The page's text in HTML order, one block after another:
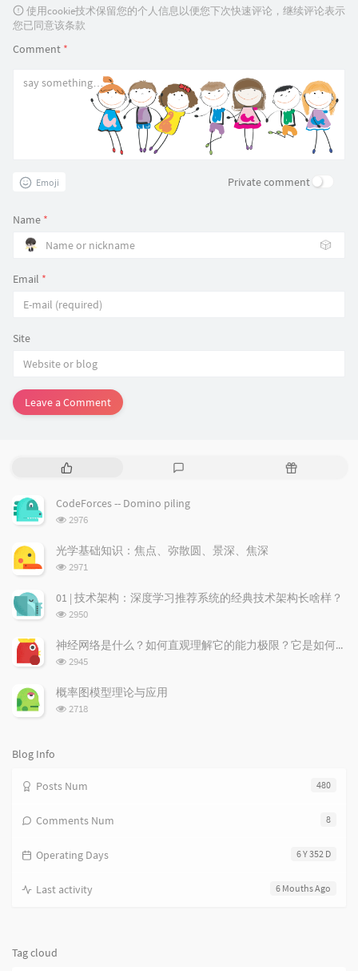
使用cookie技术保留您的个人信息以便您下次快速评论，继续评论表示
您已同意该条款
Comment *
Emoji Private comment
Name *
🎲
Email *
Site
Leave a Comment
P
p
u
a
r
r
t
c
l
s
e
t
m
n
R
t
l
CodeForces -- Domino piling
浏
次
数:
2976
光学基础知识：焦点、弥散圆、景深、焦深
浏
次
数:
2971
01 | 技术架构：深度学习推荐系统的经典技术架构长啥样？
浏
次
数:
2950
神经网络是什么？如何直观理解它的能力极限？它是如何无限逼近真理？
浏
次
数:
2945
概率图模型理论与应用
浏
2718
Blog Info
480
Posts Num
8
Comments Num
6 Y 352 D
Operating Days
6 Mouths Ago
Last activity
Tag cloud